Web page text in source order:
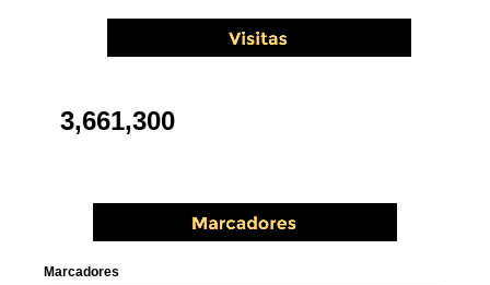
3,661,300
Marcadores